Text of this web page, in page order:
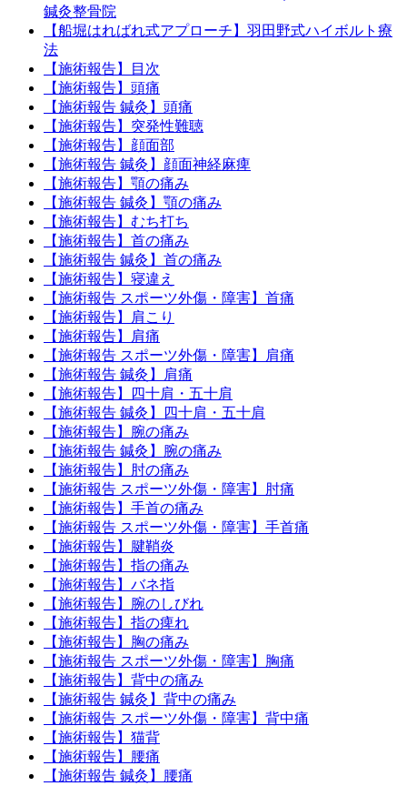
鍼灸整骨院
【船堀はればれ式アプローチ】羽田野式ハイボルト療
法
【施術報告】目次
【施術報告】頭痛
【施術報告 鍼灸】頭痛
【施術報告】突発性難聴
【施術報告】顔面部
【施術報告 鍼灸】顔面神経麻痺
【施術報告】顎の痛み
【施術報告 鍼灸】顎の痛み
【施術報告】むち打ち
【施術報告】首の痛み
【施術報告 鍼灸】首の痛み
【施術報告】寝違え
【施術報告 スポーツ外傷・障害】首痛
【施術報告】肩こり
【施術報告】肩痛
【施術報告 スポーツ外傷・障害】肩痛
【施術報告 鍼灸】肩痛
【施術報告】四十肩・五十肩
【施術報告 鍼灸】四十肩・五十肩
【施術報告】腕の痛み
【施術報告 鍼灸】腕の痛み
【施術報告】肘の痛み
【施術報告 スポーツ外傷・障害】肘痛
【施術報告】手首の痛み
【施術報告 スポーツ外傷・障害】手首痛
【施術報告】腱鞘炎
【施術報告】指の痛み
【施術報告】バネ指
【施術報告】腕のしびれ
【施術報告】指の痺れ
【施術報告】胸の痛み
【施術報告 スポーツ外傷・障害】胸痛
【施術報告】背中の痛み
【施術報告 鍼灸】背中の痛み
【施術報告 スポーツ外傷・障害】背中痛
【施術報告】猫背
【施術報告】腰痛
【施術報告 鍼灸】腰痛